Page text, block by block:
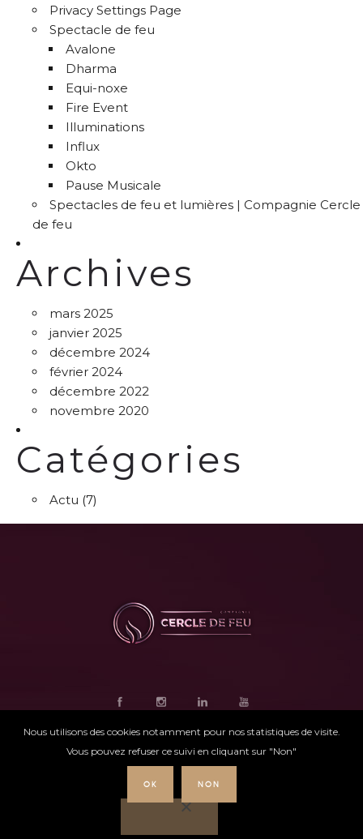
Privacy Settings Page
Spectacle de feu
Avalone
Dharma
Equi-noxe
Fire Event
Illuminations
Influx
Okto
Pause Musicale
Spectacles de feu et lumières | Compagnie Cercle
de feu
Archives
mars 2025
janvier 2025
décembre 2024
février 2024
décembre 2022
novembre 2020
Catégories
Actu (7)
Nous utilisons des cookies notamment pour nos statistiques de visite.
Vous pouvez refuser ce suivi en cliquant sur "Non"
OK NON